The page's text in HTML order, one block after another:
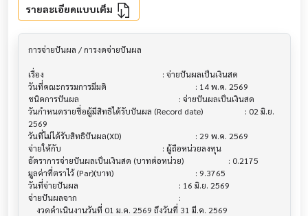
รายละเอียดแบบเต็ม
การจ่ายปันผล / การงดจ่ายปันผล
เรื่อง                                  			 : จ่ายปันผลเป็นเงินสด
วันที่คณะกรรมการมีมติ                     			 : 14 พ.ค. 2569
ชนิดการปันผล                           			 : จ่ายปันผลเป็นเงินสด
วันกำหนดรายชื่อผู้มีสิทธิได้รับปันผล (Record date)			 : 02 มิ.ย.
2569
วันที่ไม่ได้รับสิทธิปันผล(XD)               			 : 29 พ.ค. 2569
จ่ายให้กับ                              			 : ผู้ถือหน่วยลงทุน
อัตราการจ่ายปันผลเป็นเงินสด (บาทต่อหน่วย) 			 : 0.2175
มูลค่าที่ตราไว้ (Par)(บาท)                 			 : 9.3765
วันที่จ่ายปันผล                          			 : 16 มิ.ย. 2569
จ่ายปันผลจาก                           			 :